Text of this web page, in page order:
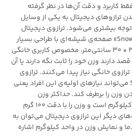
کاربرد و دقت آن‌ها در نظر گرفته
ترازوهای دیجیتال به یکی از وسایل
بیشتری می‌شود. ترازوی دیجیتال
«کمری» (Comry) مدل « Snow-01» صفحه‌ی شیشه‌ای با طراحی بسیار
زیبا دارد. این ترازو با ابعاد 30 × 30 سانتی‌متر، مخصوص کاربری خانگی
دارند وزن خود را ثابت نگه دارند یا آن
خانگی نیاز پیدا می‌کنند. ترازوی
دیجیتال کمری مدل Snow-01 می‌تواند نیازهای اولیه‌ی این افراد یعنی
وزن را برطرف کند. حداکثر وزن
قابل‌تحمل این دستگاه 150 کیلوگرم است و وزن را با دقت 100 گرم
دیگر این ترازوی دیجیتال می‌توان به
و نمایش وزن در واحد کیلوگرم اشاره